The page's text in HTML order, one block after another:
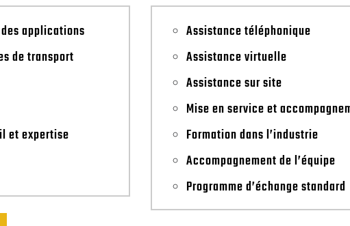
applications
de transport
et expertise
Assistance téléphonique
Assistance virtuelle
Assistance sur site
Mise en service et
Formation dans l’industrie
Accompagnement de l’équipe
Programme d’échange standard